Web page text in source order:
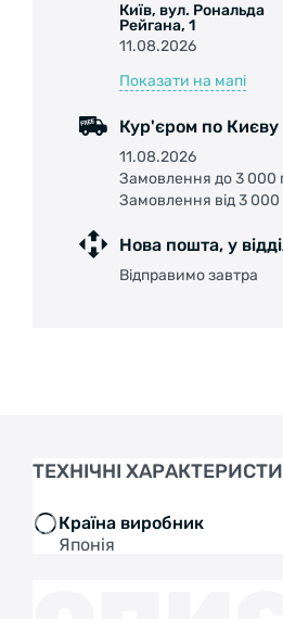
Київ, вул. Рональда
Рейгана, 1
11.08.2026
Показати на мапі
Кур'єром по Києву
11.08.2026
Замовлення до 3 000
Замовлення від 3 000
Нова пошта, у
Відправимо завтра
ТЕХНІЧНІ
Країна виробник
Японія